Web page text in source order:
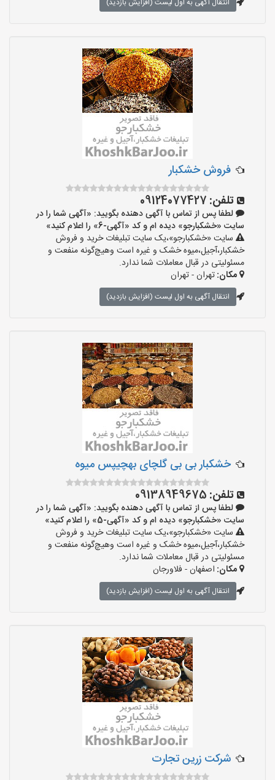
انتقال آگهی به اول لیست (افزایش بازدید)
فروش خشکبار
تلفن: 09124077427
لطفا پس از تماس با آگهی دهنده بگویید: «آگهی شما را در
سایت «خشکبارجو» دیده ام و کد «آگهی-6» را اعلام کنید»
سایت «خشکبارجو»،یک سایت تبلیغات خرید و فروش
خشکبار،آجیل،میوه خشک و غیره است وهیچ‌گونه منفعت و
مسئولیتی در قبال معاملات شما ندارد.
مکان:تهران - تهران
انتقال آگهی به اول لیست (افزایش بازدید)
خشکبار بی بی گلچای بهچیپس میوه
تلفن: 09138949675
لطفا پس از تماس با آگهی دهنده بگویید: «آگهی شما را در
سایت «خشکبارجو» دیده ام و کد «آگهی-5» را اعلام کنید»
سایت «خشکبارجو»،یک سایت تبلیغات خرید و فروش
خشکبار،آجیل،میوه خشک و غیره است وهیچ‌گونه منفعت و
مسئولیتی در قبال معاملات شما ندارد.
مکان: اصفهان - فلاورجان
انتقال آگهی به اول لیست (افزایش بازدید)
شرکت زرین تجارت